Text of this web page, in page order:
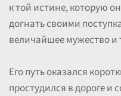
к той истине, которую
догнать своими
величайшее мужество и
Его путь оказался
простудился в дороге и